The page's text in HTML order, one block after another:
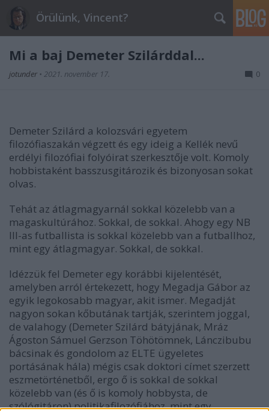
Örülünk, Vincent?
Mi a baj Demeter Szilárddal...
jotunder • 2021. november 17. 0
Demeter Szilárd a kolozsvári egyetem
filozófiaszakán végzett és egy ideig a Kellék nevű
erdélyi filozófiai folyóirat szerkesztője volt. Komoly
hobbistaként basszusgitározik és bizonyosan sokat
olvas.
Tehát az átlagmagyarnál sokkal közelebb van a
magaskultúrához. Sokkal, de sokkal. Ahogy egy NB
III-as futballista is sokkal közelebb van a futballhoz,
mint egy átlagmagyar. Sokkal, de sokkal.
Idézzük fel Demeter egy korábbi kijelentését,
amelyben arról értekezett, hogy Megadja Gábor az
egyik legokosabb magyar, akit ismer. Megadját
nagyon sokan kőbutának tartják, szerintem joggal,
de valahogy (Demeter Szilárd bátyjának, Mráz
Ágoston Sámuel Gerzson Töhötömnek, Lánczibubu
bácsinak és gondolom az ELTE ügyeletes
portásának hála) mégis csak doktori címet szerzett
eszmetörténetből, ergo ő is sokkal de sokkal
közelebb van (és ő is komoly hobbysta, de
szólógitáron) politikafilozófiához, mint egy